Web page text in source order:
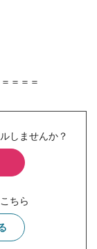
＝＝＝
しませんか？
ちら